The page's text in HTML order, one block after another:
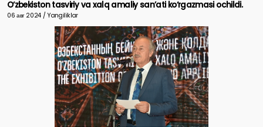
O‘zbekiston tasviriy va xalq amaliy sanʼati ko‘rgazmasi ochildi.
06 авг 2024 / Yangiliklar